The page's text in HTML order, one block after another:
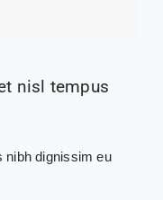
nisl tempus
nibh dignissim eu